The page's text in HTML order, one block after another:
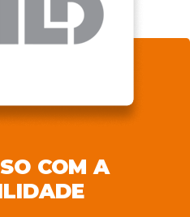
COM A